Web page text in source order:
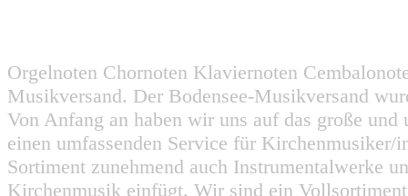
Orgelnoten Chornoten Klaviernoten
Musikversand. Der Bodensee-Musikversand
Von Anfang an haben wir uns auf das große
einen umfassenden Service für
Sortiment zunehmend auch Instrumentalwerke
Kirchenmusik einfügt. Wir sind ein